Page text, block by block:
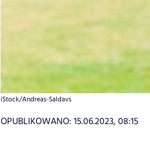
iStock/Andreas-Saldavs
OPUBLIKOWANO: 15.06.2023, 08:15